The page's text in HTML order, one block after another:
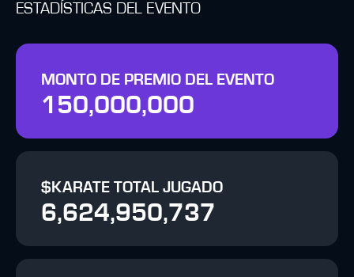
ESTADÍSTICAS DEL EVENTO
MONTO DE PREMIO DEL EVENTO
150,000,000
$KARATE TOTAL JUGADO
6,624,950,737